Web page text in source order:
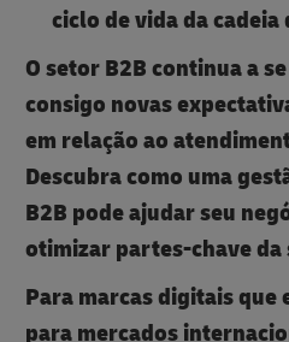
ciclo de vida da
O setor B2B continua a
consigo novas
em relação ao
Descubra como uma
B2B pode ajudar seu
otimizar partes-chave da
Para marcas digitais que
para mercados